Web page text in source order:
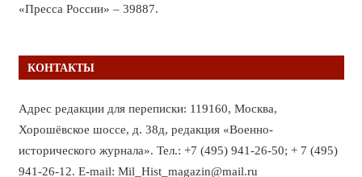
«Пресса России» – 39887.
КОНТАКТЫ
Адрес редакции для переписки: 119160, Москва,
Хорошёвское шоссе, д. 38д, редакция «Военно-
исторического журнала». Тел.: +7 (495) 941-26-50; + 7 (495)
941-26-12. E-mail: Mil_Hist_magazin@mail.ru